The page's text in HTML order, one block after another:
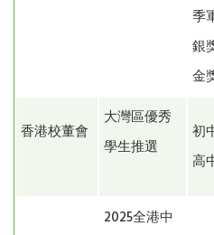
季
銀
金
香港校董會
大灣區優秀
學生推選
初
高
2025全港中